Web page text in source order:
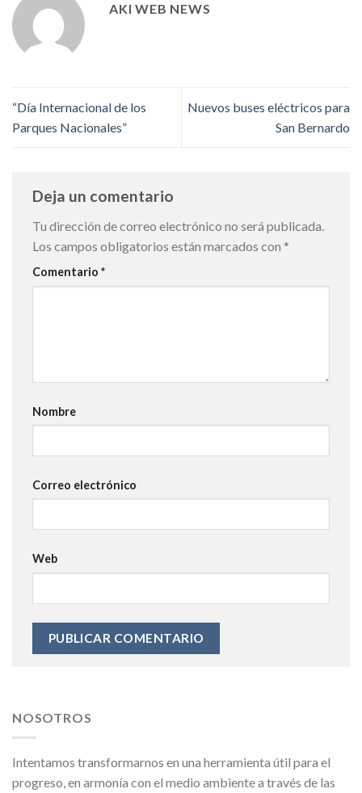
AKI WEB NEWS
“Día Internacional de los
Parques Nacionales”
Nuevos buses eléctricos para
San Bernardo
Deja un comentario
Tu dirección de correo electrónico no será publicada.
Los campos obligatorios están marcados con *
Comentario *
Nombre
Correo electrónico
Web
NOSOTROS
Intentamos transformarnos en una herramienta útil para el
progreso, en armonía con el medio ambiente a través de las